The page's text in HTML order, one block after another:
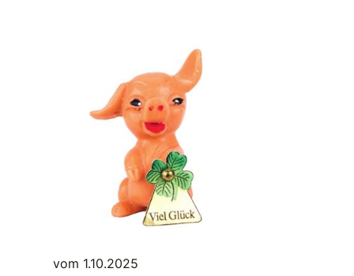
vom 1.10.2025